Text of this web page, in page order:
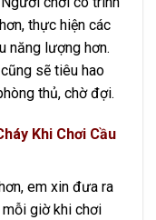
thực hiện các
năng lượng hơn.
sẽ tiêu hao
thủ, chờ đợi.
Khi Chơi Cầu
em xin đưa ra
giờ khi chơi